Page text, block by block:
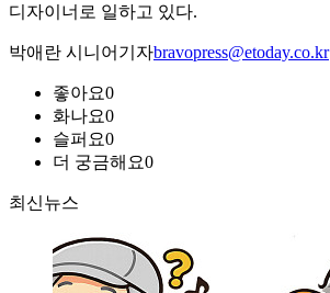
디자이너로 일하고 있다.
박애란 시니어기자bravopress@etoday.co.kr
좋아요0
화나요0
슬퍼요0
더 궁금해요0
최신뉴스